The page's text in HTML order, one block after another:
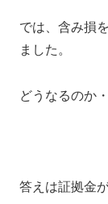
では、含み損
ました。
どうなるのか
答えは証拠金